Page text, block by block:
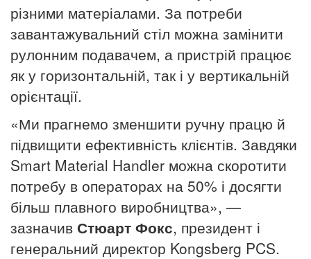
різними матеріалами. За потреби
завантажувальний стіл можна замінити
рулонним подавачем, а пристрій працює
як у горизонтальній, так і у вертикальній
орієнтації.
«Ми прагнемо зменшити ручну працю й
підвищити ефективність клієнтів. Завдяки
Smart Material Handler можна скоротити
потребу в операторах на 50% і досягти
більш плавного виробництва», —
зазначив Стюарт Фокс, президент і
генеральний директор Kongsberg PCS.